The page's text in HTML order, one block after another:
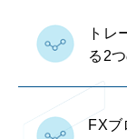
トレ
る2
FXブ